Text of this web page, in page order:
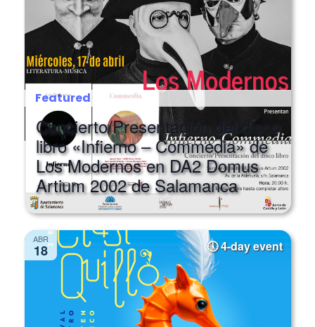
Featured
Concierto/Presentación del disco
libro «Infierno – Commedia» de
Los Modernos en DA2 Domus
Artium 2002 de Salamanca
ABR
18 4-day event